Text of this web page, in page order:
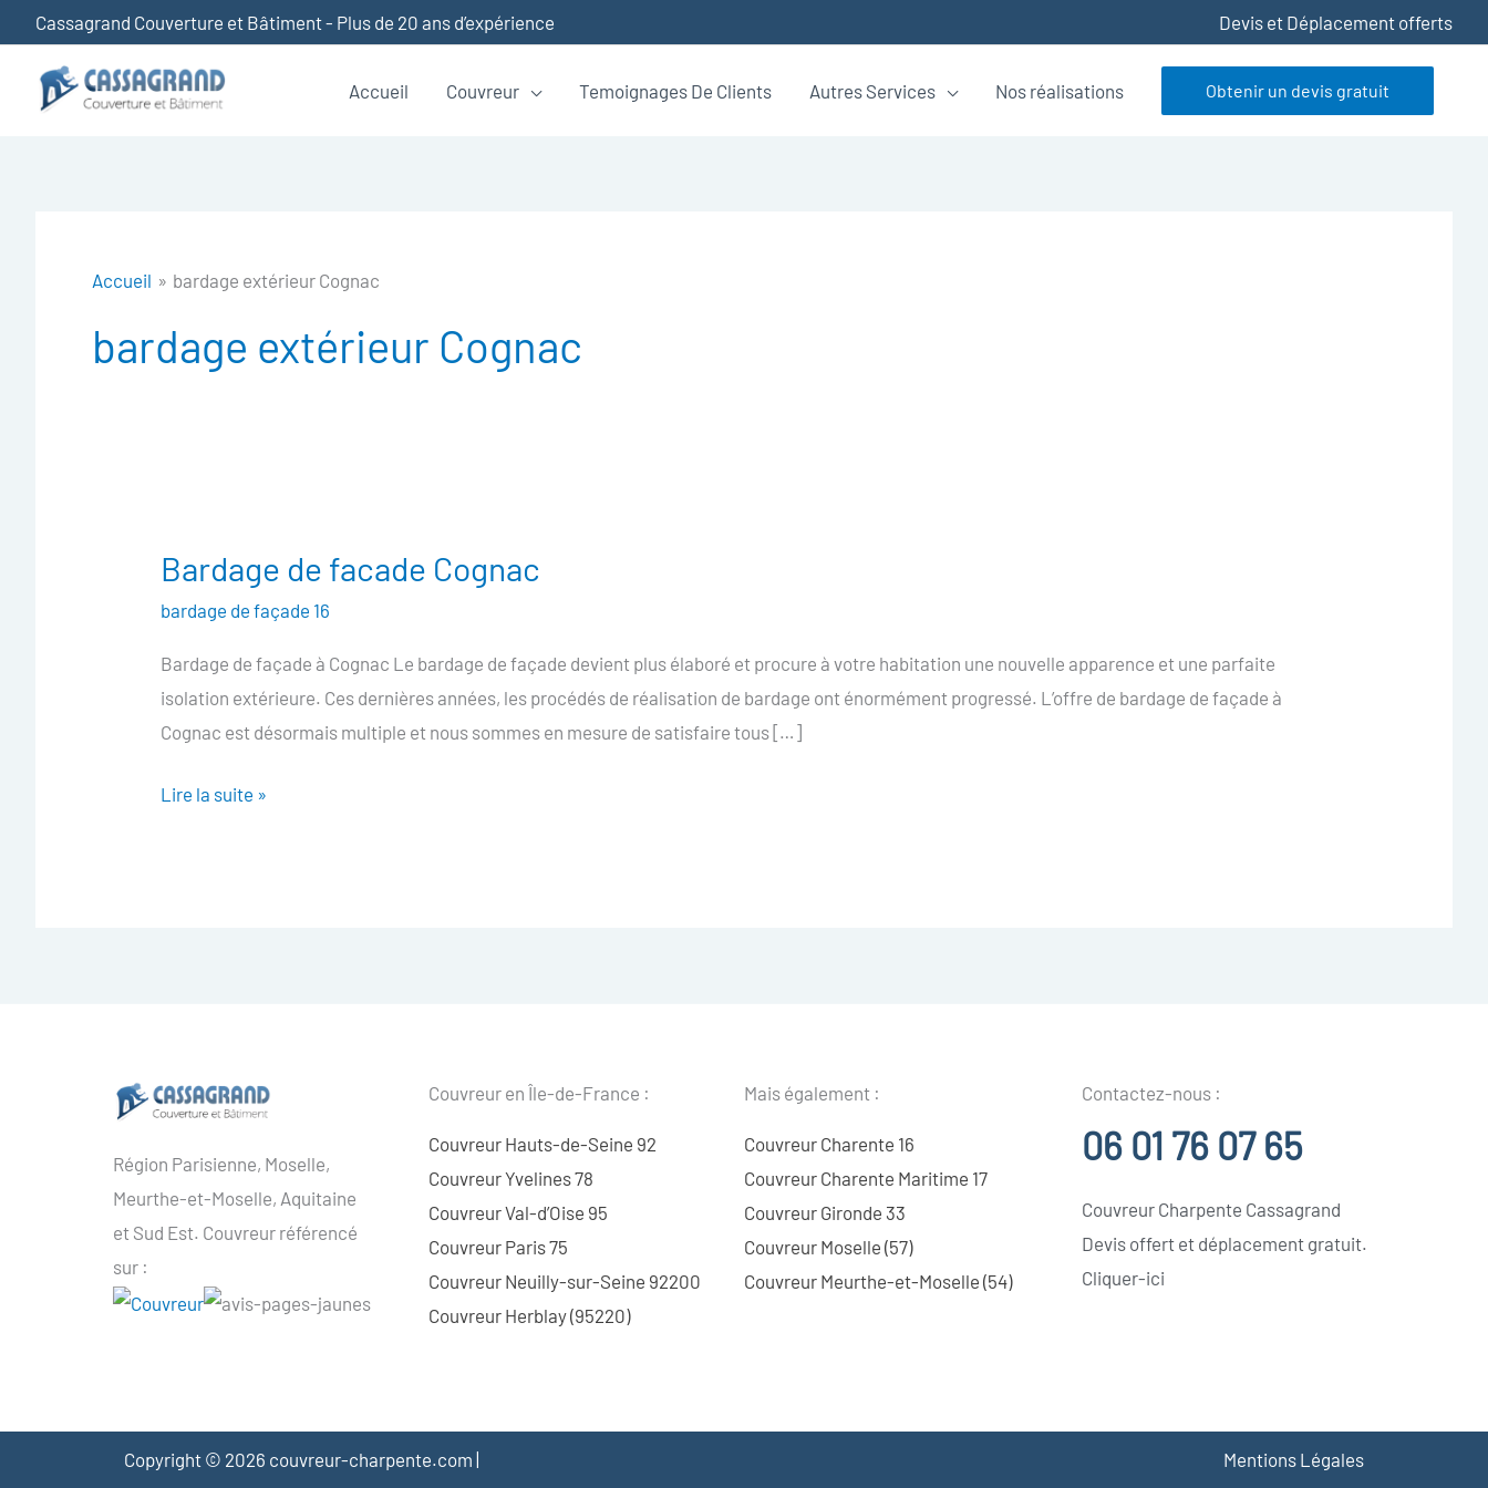
au
contenu
Cassagrand Couverture et Bâtiment - Plus de 20 ans d’expérience Devis et Déplacement offerts
Accueil Couvreur Temoignages De Clients Autres Services Nos réalisations Obtenir un devis gratuit
Accueil bardage extérieur Cognac
bardage extérieur Cognac
Bardage de facade Cognac
bardage de façade 16
Bardage de façade à Cognac Le bardage de façade devient plus élaboré et procure à votre habitation une nouvelle apparence et une parfaite
isolation extérieure. Ces dernières années, les procédés de réalisation de bardage ont énormément progressé. L’offre de bardage de façade à
Cognac est désormais multiple et nous sommes en mesure de satisfaire tous […]
Bardage
Cognac
Lire la suite »
Région Parisienne, Moselle,
Meurthe-et-Moselle, Aquitaine
et Sud Est. Couvreur référencé
sur :
Couvreur en Île-de-France :
Couvreur Hauts-de-Seine 92
Couvreur Yvelines 78
Couvreur Val-d’Oise 95
Couvreur Paris 75
Couvreur Neuilly-sur-Seine 92200
Couvreur Herblay (95220)
Mais également :
Couvreur Charente 16
Couvreur Charente Maritime 17
Couvreur Gironde 33
Couvreur Moselle (57)
Couvreur Meurthe-et-Moselle (54)
Contactez-nous :
06 01 76 07 65
Couvreur Charpente Cassagrand
Devis offert et déplacement gratuit.
Cliquer-ici
Copyright © 2026 couvreur-charpente.com | Mentions Légales